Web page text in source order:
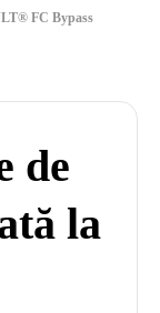
FC Bypass
de
la